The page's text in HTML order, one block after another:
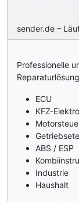
sender.de –
Professionelle
ECU
KFZ-
ABS / ESP
Industrie
Haushalt